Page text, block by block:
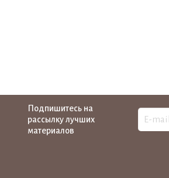
Подпишитесь на
рассылку лучших
материалов